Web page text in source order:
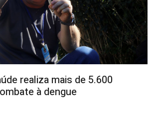
realiza mais de 5.600
à dengue